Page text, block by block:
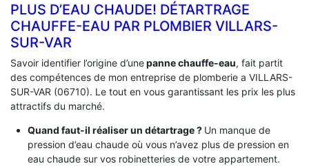
PLUS D’EAU CHAUDE! DÉTARTRAGE
CHAUFFE-EAU PAR PLOMBIER VILLARS-
SUR-VAR
Savoir identifier l’origine d’unepanne chauffe-eau, fait partit
des compétences de mon entreprise de plomberie a VILLARS-
SUR-VAR (06710). Le tout en vous garantissant les prix les plus
attractifs du marché.
Quand faut-il réaliser un détartrage ? Un manque de
pression d’eau chaude où vous n’avez plus de pression en
eau chaude sur vos robinetteries de votre appartement.